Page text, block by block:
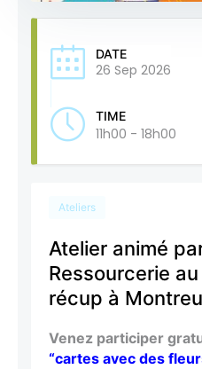
DATE
26 Sep 2026
TIME
11h00 - 18h00
Ateliers
Atelier animé
Ressourcerie
récup à
Venez participer
“cartes avec des